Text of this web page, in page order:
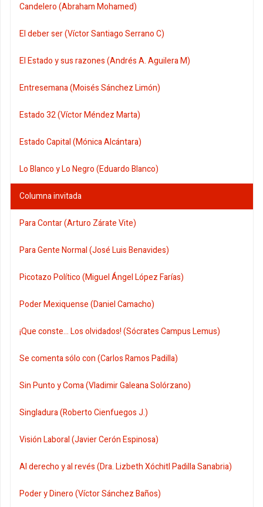
Candelero (Abraham Mohamed)
El deber ser (Víctor Santiago Serrano C)
El Estado y sus razones (Andrés A. Aguilera M)
Entresemana (Moisés Sánchez Limón)
Estado 32 (Víctor Méndez Marta)
Estado Capital (Mónica Alcántara)
Lo Blanco y Lo Negro (Eduardo Blanco)
Columna invitada
Para Contar (Arturo Zárate Vite)
Para Gente Normal (José Luis Benavides)
Picotazo Político (Miguel Ángel López Farías)
Poder Mexiquense (Daniel Camacho)
¡Que conste... Los olvidados! (Sócrates Campus Lemus)
Se comenta sólo con (Carlos Ramos Padilla)
Sin Punto y Coma (Vladimir Galeana Solórzano)
Singladura (Roberto Cienfuegos J.)
Visión Laboral (Javier Cerón Espinosa)
Al derecho y al revés (Dra. Lizbeth Xóchitl Padilla Sanabria)
Poder y Dinero (Víctor Sánchez Baños)